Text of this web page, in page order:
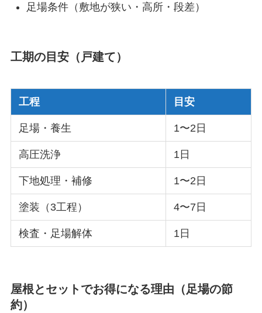
足場条件（敷地が狭い・高所・段差）
工期の目安（戸建て）
工程 目安
足場・養生 1〜2日
高圧洗浄 1日
下地処理・補修 1〜2日
塗装（3工程） 4〜7日
検査・足場解体 1日
屋根とセットでお得になる理由（足場の節
約）